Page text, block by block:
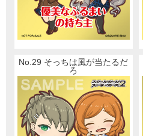
No.29 そっちは風が当たるだ
ろ